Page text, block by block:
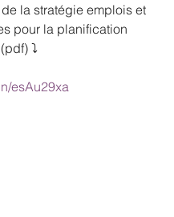
la stratégie emplois et
pour la planification
⤵
esAu29xa